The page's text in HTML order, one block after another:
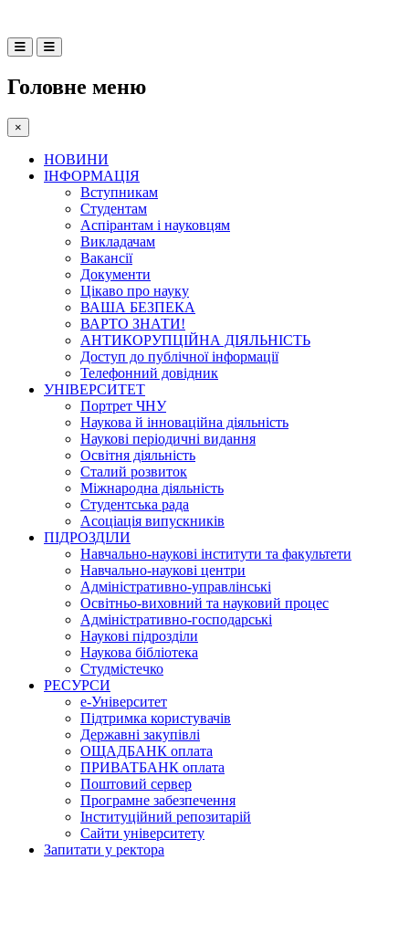
Головне меню
×
НОВИНИ
ІНФОРМАЦІЯ
Вступникам
Студентам
Аспірантам і науковцям
Викладачам
Вакансії
Документи
Цікаво про науку
ВАША БЕЗПЕКА
ВАРТО ЗНАТИ!
АНТИКОРУПЦІЙНА ДІЯЛЬНІСТЬ
Доступ до публічної інформації
Телефонний довідник
УНІВЕРСИТЕТ
Портрет ЧНУ
Наукова й інноваційна діяльність
Наукові періодичні видання
Освітня діяльність
Сталий розвиток
Міжнародна діяльність
Студентська рада
Асоціація випускників
ПІДРОЗДІЛИ
Навчально-наукові інститути та факультети
Навчально-наукові центри
Адміністративно-управлінські
Освітньо-виховний та науковий процес
Адміністративно-господарські
Наукові підрозділи
Наукова бібліотека
Студмістечко
РЕСУРСИ
е-Університет
Підтримка користувачів
Державні закупівлі
ОЩАДБАНК оплата
ПРИВАТБАНК оплата
Поштовий сервер
Програмне забезпечення
Інституційний репозитарій
Сайти університету
Запитати у ректора